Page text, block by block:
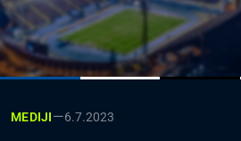
MEDIJI—6.7.2023